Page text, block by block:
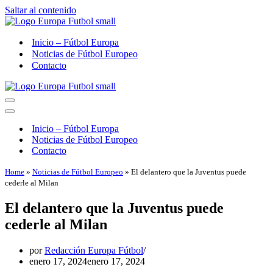
Saltar al contenido
Inicio – Fútbol Europa
Noticias de Fútbol Europeo
Contacto
Menú
de
Menú
navegaciónInicio – Fútbol Europa
Noticias de Fútbol Europeo
Contacto
Home » Noticias de Fútbol Europeo » El delantero que la Juventus puede
cederle al Milan
El delantero que la Juventus puede
cederle al Milan
porRedacción Europa Fútbol
enero 17, 2024enero 17, 2024